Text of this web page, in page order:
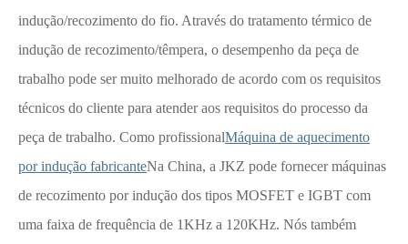
indução/recozimento do fio. Através do tratamento térmico de
indução de recozimento/têmpera, o desempenho da peça de
trabalho pode ser muito melhorado de acordo com os requisitos
técnicos do cliente para atender aos requisitos do processo da
peça de trabalho. Como profissionalMáquina de aquecimento
por indução fabricanteNa China, a JKZ pode fornecer máquinas
de recozimento por indução dos tipos MOSFET e IGBT com
uma faixa de frequência de 1KHz a 120KHz. Nós também